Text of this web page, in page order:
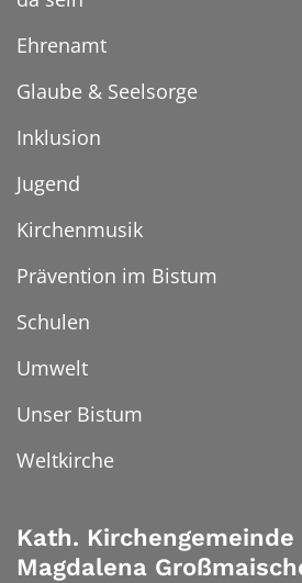
Ehrenamt
Glaube & Seelsorge
Inklusion
Jugend
Kirchenmusik
Prävention im Bistum
Schulen
Umwelt
Unser Bistum
Weltkirche
Kath.
Magdalena